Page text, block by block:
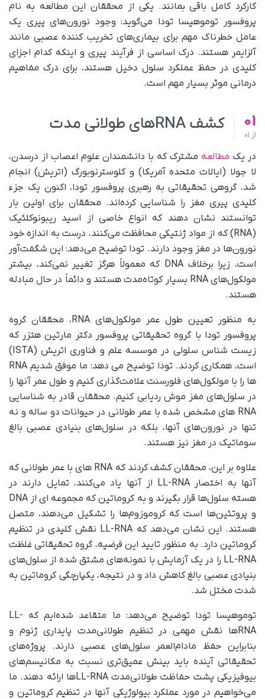
کارکرد کامل باقی بمانند. یکی از محققان این مطالعه به نام
پروفسور توموهیسا تودا می‌گوید: وجود نورون‌های پیری یک
عامل خطرناک مهم برای بیماری‌های تخریب کننده عصبی مانند
آلزایمر هستند. درک اساسی از فرآیند پیری و اینکه کدام اجزای
کلیدی در حفظ عملکرد سلول دخیل هستند، برای درک مفاهیم
درمانی موثر بسیار مهم است.
01
از
کشف RNAهای طولانی مدت
در یک مطالعه مشترک که با دانشمندان علوم اعصاب از درسدن،
لا جولا (ایالات متحده آمریکا) و کلوسترنوبورگ (اتریش) انجام
شد، گروهی تحقیقاتی به رهبری پروفسور تودا، اکنون یک جزء
کلیدی پیری مغز را شناسایی کرده‌اند. محققان برای اولین بار
توانستند نشان دهند که انواع خاصی از اسید ریبونوکلئیک
(RNA) که از مواد ژنتیکی محافظت می‌کنند، درست به اندازه خود
نورون‌ها در مغز وجود دارند. تودا توضیح می‌دهد: این شگفت‌آور
است، زیرا برخلاف DNA که معمولاً هرگز تغییر نمی‌کند، بیشتر
مولکول‌های RNA بسیار کوتاه‌مدت هستند و دائماً در حال مبادله
هستند.
به منظور تعیین طول عمر مولکول‌های RNA، محققان گروه
پروفسور تودا با گروه تحقیقاتی پروفسور دکتر مارتین هتزر که
زیست شناس سلولی در موسسه علم و فناوری اتریش (ISTA)
است، همکاری کردند. تودا توضیح می دهد: ما موفق شدیم RNA
ها را با مولکول‌های فلورسنت علامت‌گذاری کنیم و طول عمر آنها را
در سلول‌های مغز موش ردیابی کنیم. محققان قادر به شناسایی
RNA های مشخص شده با عمر طولانی در حیوانات دو ساله و نه
تنها در نورون‌های آنها، بلکه در سلول‌های بنیادی عصبی بالغ
سوماتیک در مغز نیز هستند.
علاوه بر این، محققان کشف کردند که RNA های با عمر طولانی که
آنها به اختصار LL-RNA از آنها یاد می‌کنند، تمایل دارند در
هسته سلول‌ها قرار بگیرند و به کروماتین که مجموعه ای از DNA
و پروتئین‌ها است که کروموزوم‌ها را تشکیل می‌دهند، متصل
هستند. این نشان می‌دهد که LL-RNA نقش کلیدی در تنظیم
کروماتین دارد. به منظور تایید این فرضیه، گروه تحقیقاتی غلظت
LL-RNA را در یک آزمایش با نمونه‌های مشتق شده از سلول‌های
بنیادی عصبی بالغ کاهش داد و در نتیجه، یکپارچگی کروماتین به
شدت مختل شد.
توموهیسا تودا توضیح می‌دهد: ما متقاعد شده‌ایم که LL-
RNA‌ها نقش مهمی در تنظیم طولانی‌مدت پایداری ژنوم و
بنابراین حفظ مادام‌العمر سلول‌های عصبی دارند. پروژه‌های
تحقیقاتی آینده باید بینش عمیق‌تری نسبت به مکانیسم‌های
بیوفیزیکی پشت حفاظت طولانی‌مدت LL-RNA‌ها ارائه دهند. ما
می‌خواهیم در مورد عملکرد بیولوژیکی آنها در تنظیم کروماتین و